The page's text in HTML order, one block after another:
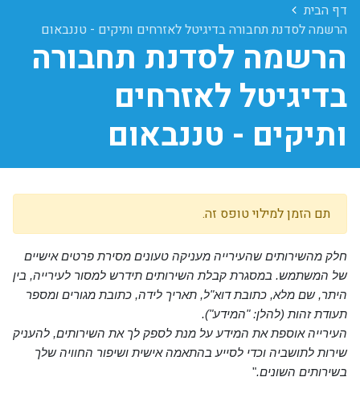
דף הבית
הרשמה לסדנת תחבורה בדיגיטל לאזרחים ותיקים - טננבאום
הרשמה לסדנת תחבורה
בדיגיטל לאזרחים
ותיקים - טננבאום
תם הזמן למילוי טופס זה.
חלק מהשירותים שהעירייה מעניקה טעונים מסירת פרטים אישיים
של המשתמש. במסגרת קבלת השירותים תידרש למסור לעירייה, בין
היתר, שם מלא, כתובת דוא"ל, תאריך לידה, כתובת מגורים ומספר
תעודת זהות (להלן: "המידע").
העירייה אוספת את המידע על מנת לספק לך את השירותים, להעניק
שירות לתושביה וכדי לסייע בהתאמה אישית ושיפור החוויה שלך
בשירותים השונים."